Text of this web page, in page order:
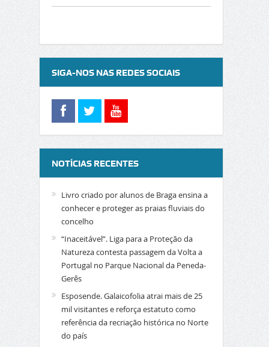
SIGA-NOS NAS REDES SOCIAIS
NOTÍCIAS RECENTES
Livro criado por alunos de Braga ensina a
conhecer e proteger as praias fluviais do
concelho
“Inaceitável”. Liga para a Proteção da
Natureza contesta passagem da Volta a
Portugal no Parque Nacional da Peneda-
Gerês
Esposende. Galaicofolia atrai mais de 25
mil visitantes e reforça estatuto como
referência da recriação histórica no Norte
do país